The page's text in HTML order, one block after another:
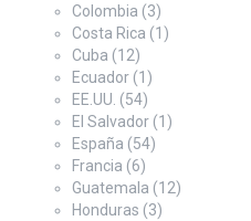
Colombia (3)
Costa Rica (1)
Cuba (12)
Ecuador (1)
EE.UU. (54)
El Salvador (1)
España (54)
Francia (6)
Guatemala (12)
Honduras (3)